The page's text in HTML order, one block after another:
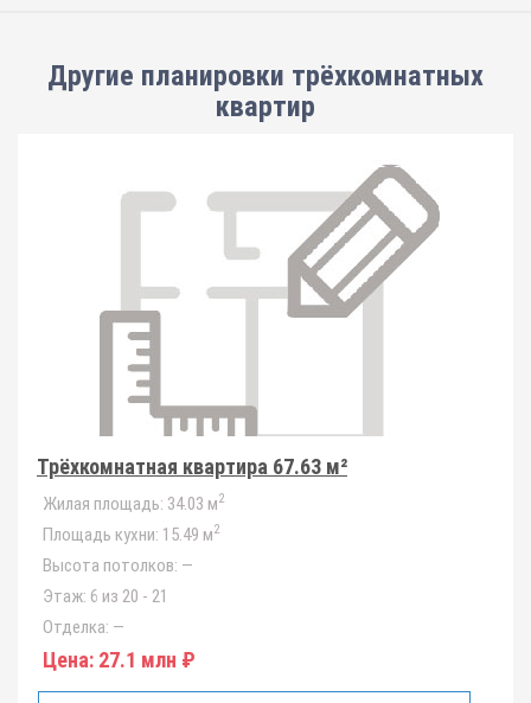
Другие планировки трёхкомнатных
квартир
Трёхкомнатная квартира 67.63 м²
Жилая площадь: 34.03 м2
Площадь кухни: 15.49 м2
Высота потолков: —
Этаж: 6 из 20 - 21
Отделка: —
Цена: 27.1 млн ₽